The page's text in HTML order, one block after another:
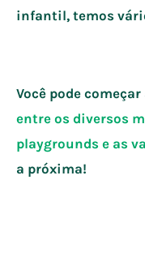
infantil, temos
Você pode
entre os diversos
playgrounds e as
a próxima!